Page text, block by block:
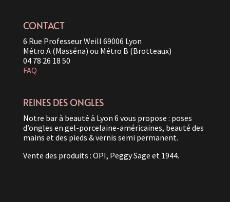
CONTACT
6 Rue Professeur Weill 69006 Lyon
Métro A (Masséna) ou Métro B (Brotteaux)
04 78 26 18 50
FAQ
REINES DES ONGLES
Notre bar à beauté à Lyon 6 vous propose : poses
d’ongles en gel-porcelaine-américaines, beauté des
mains et des pieds & vernis semi permanent.
Vente des produits : OPI, Peggy Sage et 1944.